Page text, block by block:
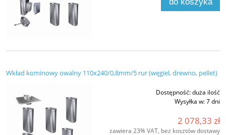
Wkład kominowy owalny 110x240/0,8mm/5 rur (węgiel, drewno, pellet)
Dostępność:duża ilość
Wysyłka w:7 dni
2 078,33 zł
zawiera 23% VAT, bez kosztów dostawy